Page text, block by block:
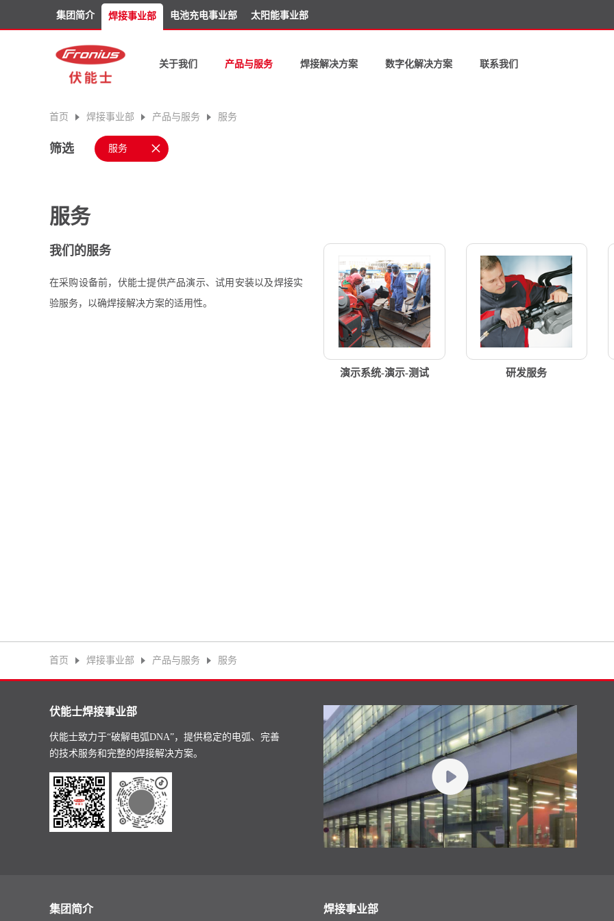
集团简介 焊接事业部 电池充电事业部 太阳能事业部
关于我们 产品与服务 焊接解决方案 数字化解决方案 联系我们
首页 焊接事业部 产品与服务 服务
筛选 服务 ×
服务
我们的服务
在采购设备前，伏能士提供产品演示、试用安装以及焊接实
验服务，以确焊接解决方案的适用性。
演示系统-演示-测试 研发服务
首页 焊接事业部 产品与服务 服务
伏能士焊接事业部
伏能士致力于“破解电弧DNA”，提供稳定的电弧、完善
的技术服务和完整的焊接解决方案。
集团简介 焊接事业部